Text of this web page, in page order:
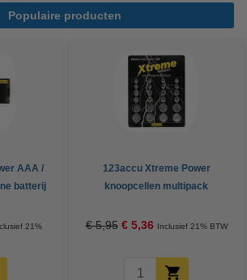
Populaire producten
AAA /
batterij
21%
123accu Xtreme Power
knoopcellen multipack
€ 5,95 € 5,36 Inclusief 21% BTW